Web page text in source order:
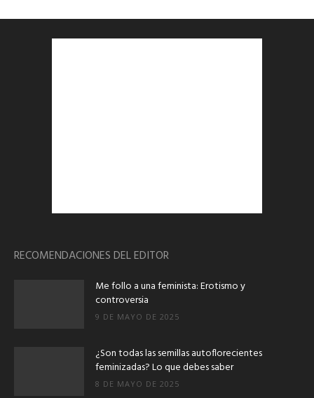
RECOMENDACIONES DEL EDITOR
Me follo a una feminista: Erotismo y
controversia
9 DE MAYO DE 2025
¿Son todas las semillas autoflorecientes
feminizadas? Lo que debes saber
8 DE MAYO DE 2025